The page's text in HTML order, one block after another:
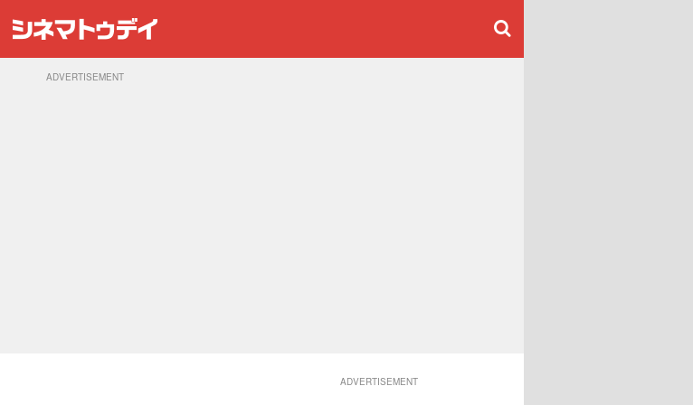
ADVERTISEMENT
ADVERTISEMENT